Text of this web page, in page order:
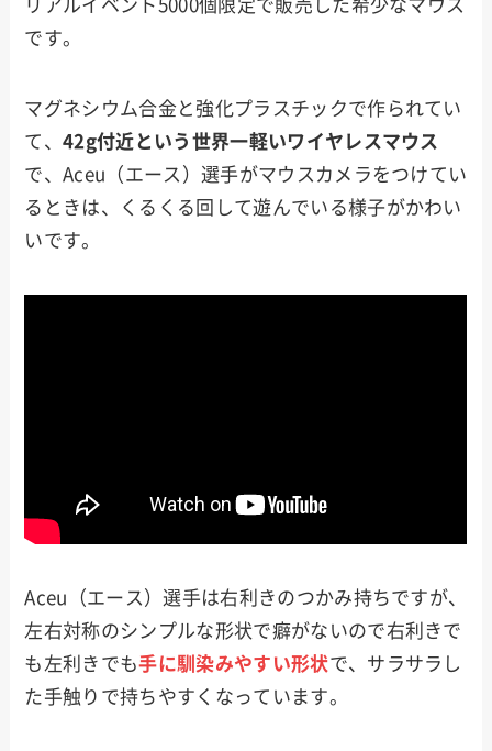
リアルイベント5000個限定で販売した希少なマウス
です。
マグネシウム合金と強化プラスチックで作られてい
て、42g付近という世界一軽いワイヤレスマウス
で、Aceu（エース）選手がマウスカメラをつけてい
るときは、くるくる回して遊んでいる様子がかわい
いです。
Aceu（エース）選手は右利きのつかみ持ちですが、
左右対称のシンプルな形状で癖がないので右利きで
も左利きでも手に馴染みやすい形状で、サラサラし
た手触りで持ちやすくなっています。